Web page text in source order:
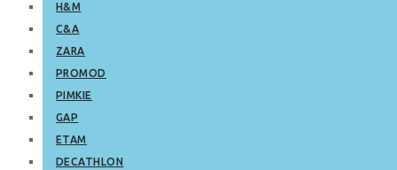
H&M
C&A
ZARA
PROMOD
PIMKIE
GAP
ETAM
DECATHLON